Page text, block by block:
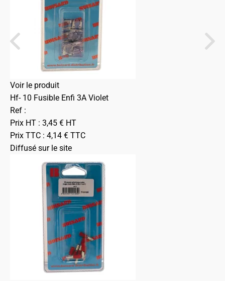
Voir le produit
Hf- 10 Fusible Enfi 3A Violet
Ref :
Prix HT : 3,45 € HT
Prix TTC : 4,14 € TTC
Diffusé sur le site